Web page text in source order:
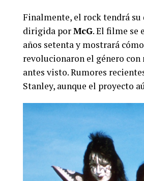
Finalmente, el rock tendrá
dirigida porMcG. El filme se
años setenta y mostrará cómo
revolucionaron el género con
antes visto. Rumores
Stanley, aunque el proyecto